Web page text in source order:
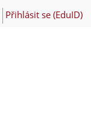
Přihlásit se (EduID)